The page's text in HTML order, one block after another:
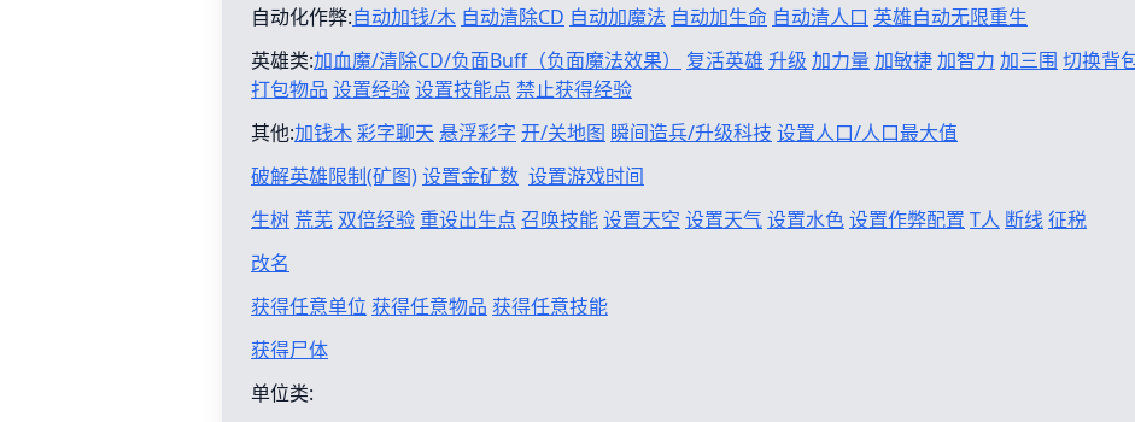
自动化作弊:自动加钱/木 自动清除CD 自动加魔法 自动加生命 自动清人口 英雄自动无限重生
英雄类:加血魔/清除CD/负面Buff（负面魔法效果） 复活英雄 升级 加力量 加敏捷加智力 加三围 切换背
打包物品 设置经验设置技能点 禁止获得经验
其他:加钱木彩字聊天 悬浮彩字 开/关地图 瞬间造兵/升级科技 设置人口/人口最大值
破解英雄限制(矿图)设置金矿数 设置游戏时间
生树 荒芜 双倍经验 重设出生点 召唤技能设置天空 设置天气设置水色设置作弊配置 T人 断线征税
改名
获得任意单位 获得任意物品 获得任意技能
获得尸体
单位类: